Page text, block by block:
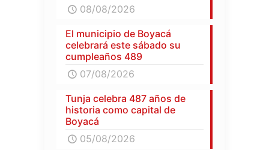
08/08/2026
El municipio de Boyacá
celebrará este sábado su
cumpleaños 489
07/08/2026
Tunja celebra 487 años de
historia como capital de
Boyacá
05/08/2026